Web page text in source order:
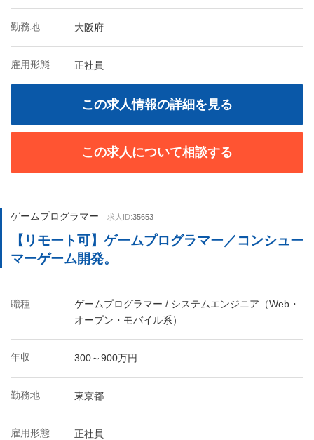
勤務地 大阪府
雇用形態 正社員
この求人情報の詳細を見る
この求人について相談する
ゲームプログラマー 求人ID:35653
【リモート可】ゲームプログラマー／コンシュー
マーゲーム開発。
職種
ゲームプログラマー / システムエンジニア（Web・
オープン・モバイル系）
年収 300～900万円
勤務地 東京都
雇用形態 正社員